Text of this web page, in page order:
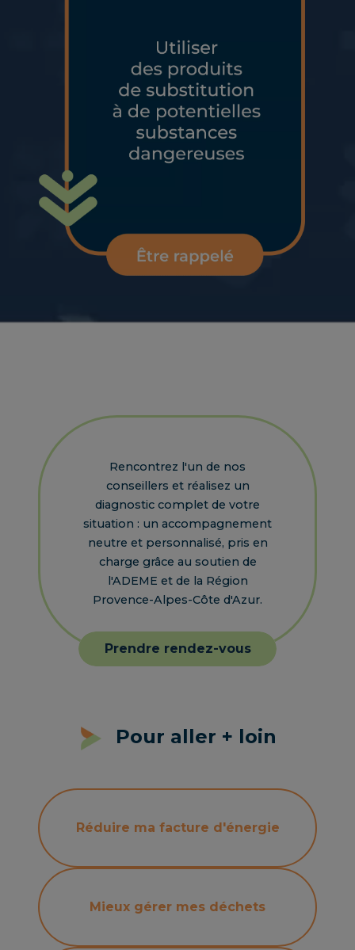
Rencontrez l'un de nos
conseillers et réalisez un
diagnostic complet de votre
situation : un accompagnement
neutre et personnalisé, pris en
charge grâce au soutien de
l'ADEME et de la Région
Provence-Alpes-Côte d'Azur.
Prendre rendez-vous
Prendre rendez-vous
Pour aller + loin
Réduire ma facture d'énergie
Mieux gérer mes déchets